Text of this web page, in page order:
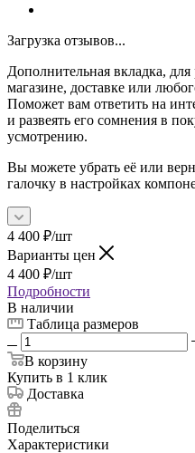
Загрузка отзывов...
Дополнительная вкладка,
магазине, доставке или
Поможет вам ответить на
и развеять его сомнения в
усмотрению.
Вы можете убрать её или
галочку в настройках
4 400 ₽/шт
Варианты цен
4 400 ₽/шт
Подробности
В наличии
Таблица размеров
В корзину
Купить в 1 клик
Доставка
Поделиться
Характеристики